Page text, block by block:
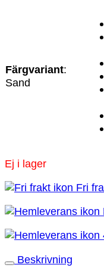
Färgvariant:
Sand
Ej i lager
Fri
Beskrivning